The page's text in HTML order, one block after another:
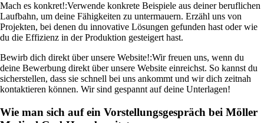
Mach es konkret!:Verwende konkrete Beispiele aus deiner beruflichen
Laufbahn, um deine Fähigkeiten zu untermauern. Erzähl uns von
Projekten, bei denen du innovative Lösungen gefunden hast oder wie
du die Effizienz in der Produktion gesteigert hast.
Bewirb dich direkt über unsere Website!:Wir freuen uns, wenn du
deine Bewerbung direkt über unsere Website einreichst. So kannst du
sicherstellen, dass sie schnell bei uns ankommt und wir dich zeitnah
kontaktieren können. Wir sind gespannt auf deine Unterlagen!
Wie man sich auf ein Vorstellungsgespräch bei Möller